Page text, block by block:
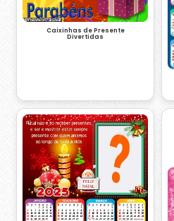
Caixinhas de Presente
Divertidas